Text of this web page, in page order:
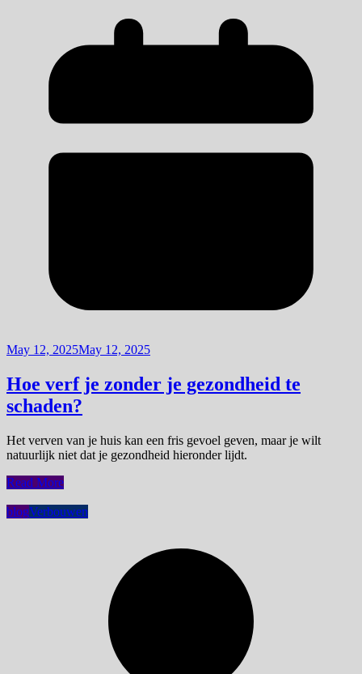
May 12, 2025May 12, 2025
Hoe verf je zonder je gezondheid te
schaden?
Het verven van je huis kan een fris gevoel geven, maar je wilt
natuurlijk niet dat je gezondheid hieronder lijdt.
Read More
blogVerbouwen